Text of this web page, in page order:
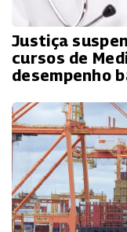
Justiça
cursos de
desempenho